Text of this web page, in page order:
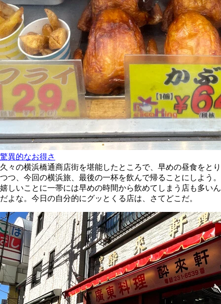
驚異的なお得さ
久々の横浜橋通商店街を堪能したところで、早めの昼食をとり
つつ、今回の横浜旅、最後の一杯を飲んで帰ることにしよう。
嬉しいことに一帯には早めの時間から飲めてしまう店も多いん
だよな。今日の自分的にグッとくる店は、さてどこだ。